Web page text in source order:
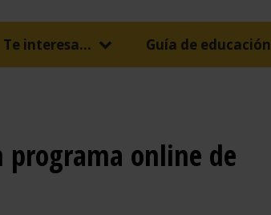
Te interesa... Guía de educación
programa online de